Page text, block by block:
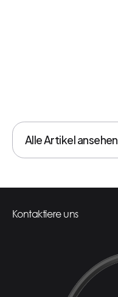
Alle Artikel ansehen
Kontaktiere uns